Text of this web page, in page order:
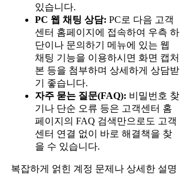
있습니다.
PC 웹 채팅 상담: PC로 다음 고객
센터 홈페이지에 접속하여 우측 하
단이나 문의하기 메뉴에 있는 웹
채팅 기능을 이용하시면 화면 캡처
본 등을 첨부하며 상세하게 상담받
기 좋습니다.
자주 묻는 질문(FAQ): 비밀번호 찾
기나 단순 오류 등은 고객센터 홈
페이지의 FAQ 검색만으로도 고객
센터 연결 없이 바로 해결책을 찾
을 수 있습니다.
복잡하게 얽힌 계정 문제나 상세한 설명